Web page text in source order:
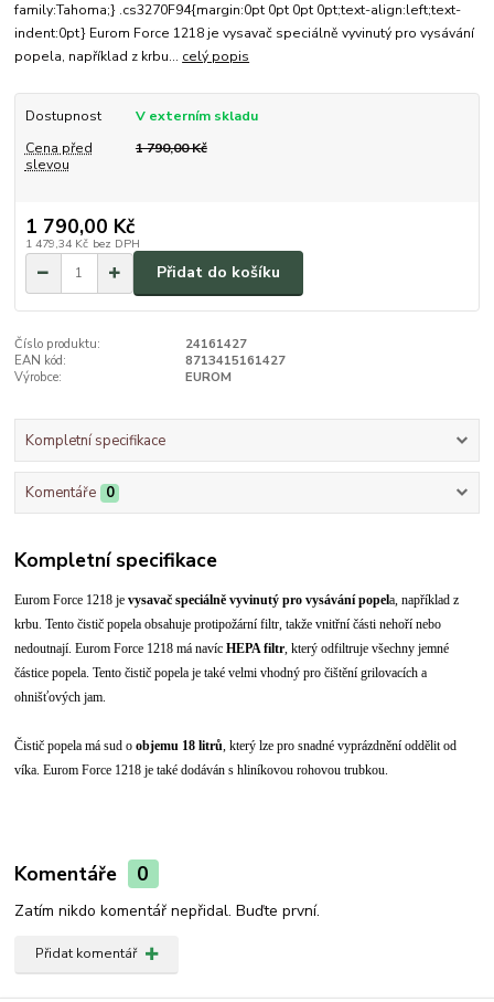
family:Tahoma;} .cs3270F94{margin:0pt 0pt 0pt 0pt;text-align:left;text-
indent:0pt} Eurom Force 1218 je vysavač speciálně vyvinutý pro vysávání
popela, například z krbu... celý popis
Dostupnost
V externím skladu
Cena před
slevou
1 790,00 Kč
1 790,00 Kč
1 479,34 Kč bez DPH
Přidat do košíku
Číslo produktu:
24161427
EAN kód:
8713415161427
Výrobce:
EUROM
Kompletní specifikace
Komentáře 0
Kompletní specifikace
Eurom Force 1218 jevysavač speciálně vyvinutý pro vysávání popela, například z
krbu. Tento čistič popela obsahuje protipožární filtr, takže vnitřní části nehoří nebo
nedoutnají. Eurom Force 1218 má navíc HEPA filtr , který odfiltruje všechny jemné
částice popela. Tento čistič popela je také velmi vhodný pro čištění grilovacích a
ohnišťových jam.
Čistič popela má sud o objemu 18 litrů , který lze pro snadné vyprázdnění oddělit od
víka. Eurom Force 1218 je také dodáván s hliníkovou rohovou trubkou.
Komentáře 0
Zatím nikdo komentář nepřidal. Buďte první.
Přidat komentář